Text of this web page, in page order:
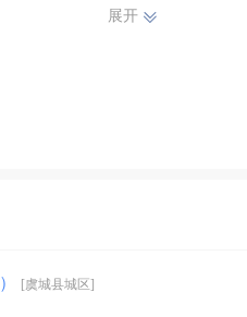
理念，积极拓展业务，为虞城城区
展开
[虞城县城区]